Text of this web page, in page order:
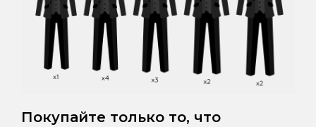
Покупайте только то, что